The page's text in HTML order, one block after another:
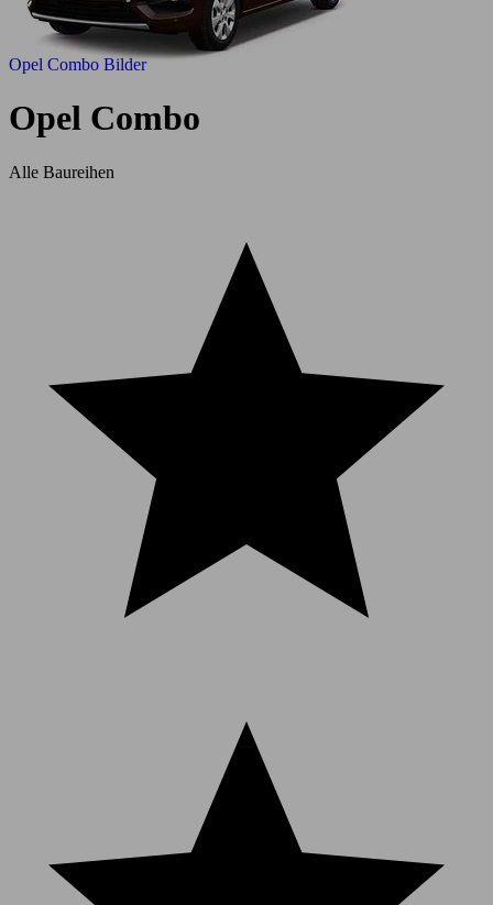
Opel Combo Bilder
Opel Combo
Alle Baureihen